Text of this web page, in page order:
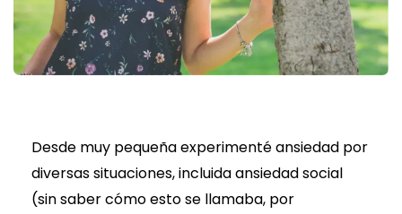
Desde muy pequeña experimenté ansiedad por
diversas situaciones, incluida ansiedad social
(sin saber cómo esto se llamaba, por